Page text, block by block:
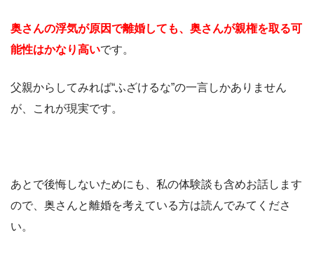
奥さんの浮気が原因で離婚しても、奥さんが親権を取る可
能性はかなり高いです。
父親からしてみれば“ふざけるな”の一言しかありません
が、これが現実です。
あとで後悔しないためにも、私の体験談も含めお話します
ので、奥さんと離婚を考えている方は読んでみてくださ
い。